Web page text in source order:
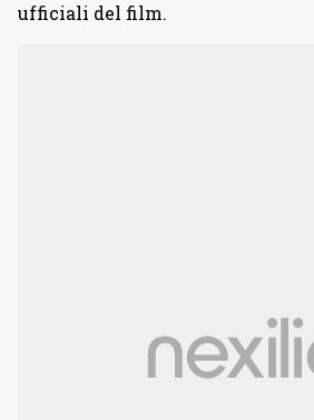
ufficiali del film.